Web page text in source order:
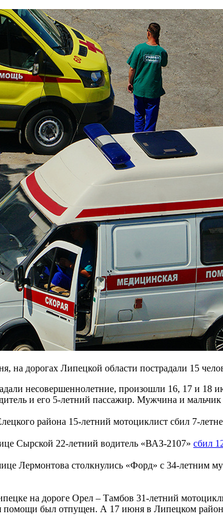
на дорогах Липецкой области пострадали 15
несовершеннолетние, произошли 16, 17 и 18
и его 5-летний пассажир. Мужчина и
района 15-летний мотоциклист сбил 7-
Сырской 22-летний водитель «ВАЗ-2107» сбил
Лермонтова столкнулись «Форд» с 34-летним
на дороге Орел – Тамбов 31-летний
помощи был отпущен. А 17 июня в Липецком